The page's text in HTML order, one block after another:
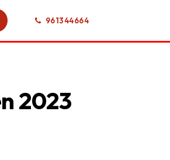
961344664
2023